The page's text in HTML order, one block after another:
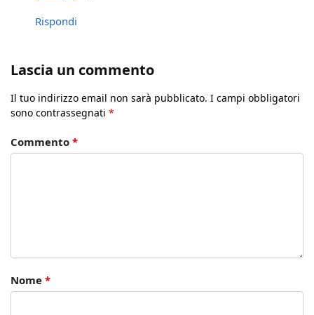
Rispondi
Lascia un commento
Il tuo indirizzo email non sarà pubblicato. I campi obbligatori
sono contrassegnati *
Commento *
Nome *